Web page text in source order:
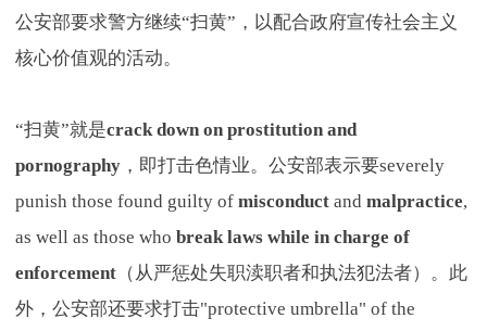
公安部要求警方继续“扫黄”，以配合政府宣传社会主义
核心价值观的活动。
“扫黄”就是crack down on prostitution and
pornography，即打击色情业。公安部表示要severely
punish those found guilty of misconductand malpractice,
as well as those who break laws while in charge of
enforcement（从严惩处失职渎职者和执法犯法者）。此
外，公安部还要求打击"protective umbrella" of the